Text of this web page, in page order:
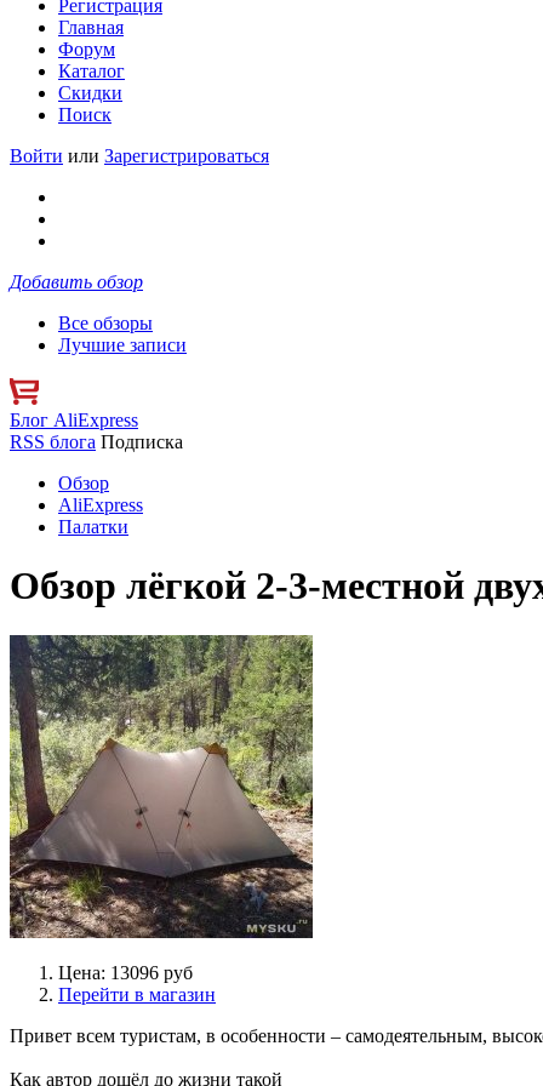
Регистрация
Главная
Форум
Каталог
Скидки
Поиск
Войти или Зарегистрироваться
Добавить обзор
Все обзоры
Лучшие записи
Блог AliExpress
RSS блога Подписка
Обзор
AliExpress
Палатки
Обзор лёгкой 2-3-местной
Цена: 13096 руб
Перейти в магазин
Привет всем туристам, в особенности – самодеятельным,
Как автор дошёл до жизни такой